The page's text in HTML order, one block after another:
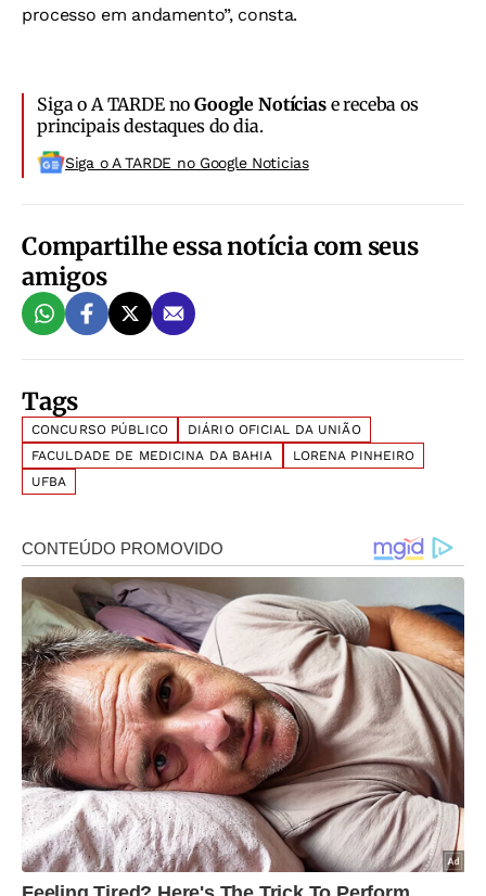
processo em andamento”, consta.
Siga o A TARDE noGoogle Notíciase receba os
principais destaques do dia.
Siga o A TARDE no Google Noticias
Compartilhe essa notícia com seus
amigos
Tags
CONCURSO PÚBLICO
DIÁRIO OFICIAL DA UNIÃO
FACULDADE DE MEDICINA DA BAHIA
LORENA PINHEIRO
UFBA